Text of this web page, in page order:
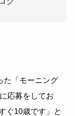
た「モーニング
応募をしてお
ぐ10歳です」と